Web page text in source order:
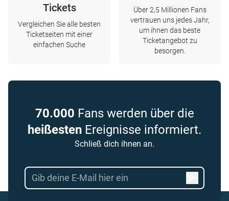
Tickets
Vergleichen Sie alle besten
Ticketseiten mit einer
einfachen Suche
Über 2,5 Millionen Fans
vertrauen uns jedes Jahr,
um ihnen das beste
Ticketangebot zu
besorgen.
70.000 Fans werden über die
heißesten Ereignisse informiert.
Schließ dich ihnen an.